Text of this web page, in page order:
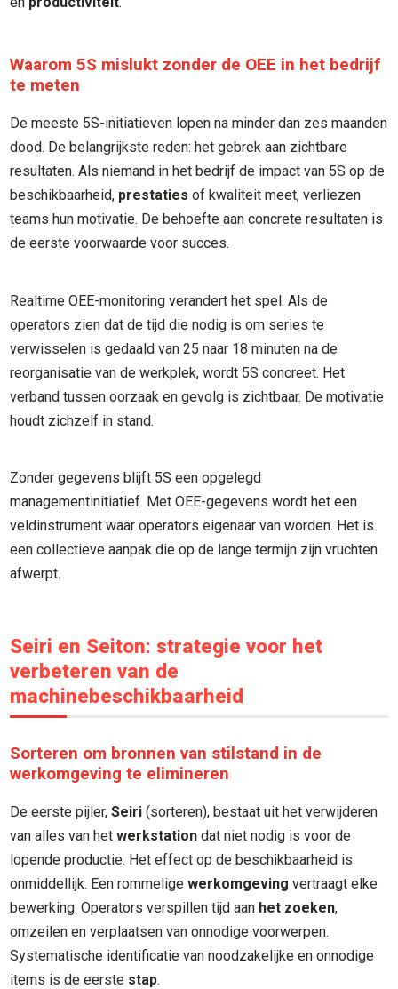
Waarom 5S mislukt zonder de OEE in het bedrijf
te meten
De meeste 5S-initiatieven lopen na minder dan zes maanden
dood. De belangrijkste reden: het gebrek aan zichtbare
resultaten. Als niemand in het bedrijf de impact van 5S op de
beschikbaarheid, prestaties of kwaliteit meet, verliezen
teams hun motivatie. De behoefte aan concrete resultaten is
de eerste voorwaarde voor succes.
Realtime OEE-monitoring verandert het spel. Als de
operators zien dat de tijd die nodig is om series te
verwisselen is gedaald van 25 naar 18 minuten na de
reorganisatie van de werkplek, wordt 5S concreet. Het
verband tussen oorzaak en gevolg is zichtbaar. De motivatie
houdt zichzelf in stand.
Zonder gegevens blijft 5S een opgelegd
managementinitiatief. Met OEE-gegevens wordt het een
veldinstrument waar operators eigenaar van worden. Het is
een collectieve aanpak die op de lange termijn zijn vruchten
afwerpt.
Seiri en Seiton: strategie voor het
verbeteren van de
machinebeschikbaarheid
Sorteren om bronnen van stilstand in de
werkomgeving te elimineren
De eerste pijler,Seiri (sorteren), bestaat uit het verwijderen
van alles van hetwerkstation dat niet nodig is voor de
lopende productie. Het effect op de beschikbaarheid is
onmiddellijk. Een rommeligewerkomgeving vertraagt elke
bewerking. Operators verspillen tijd aan het zoeken,
omzeilen en verplaatsen van onnodige voorwerpen.
Systematische identificatie van noodzakelijke en onnodige
items is de eerste stap.